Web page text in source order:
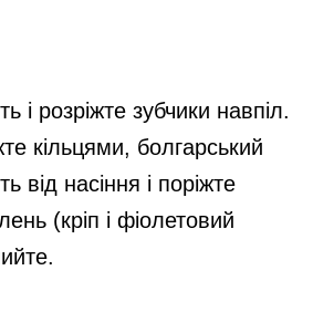
і розріжте зубчики навпіл.
кільцями, болгарський
від насіння і поріжте
(кріп і фіолетовий